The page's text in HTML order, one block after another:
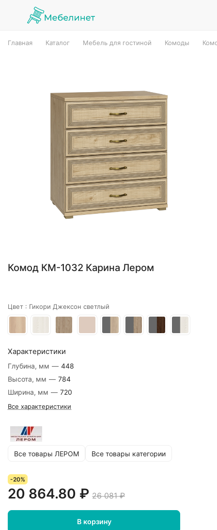
Главная Каталог Мебель для гостиной Комоды
Комод КМ-1032 Карина Лером
Цвет : Гикори Джексон светлый
Характеристики
Глубина, мм — 448
Высота, мм — 784
Ширина, мм — 720
Все характеристики
Все товары ЛЕРОМ Все товары категории
-20%
20 864.80 ₽ 26 081 ₽
В корзину